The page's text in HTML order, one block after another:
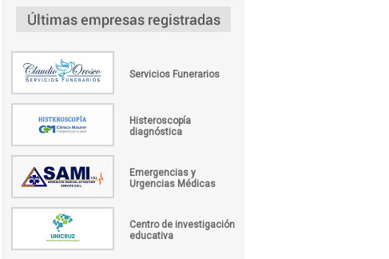
Servicios Funerarios
Histeroscopía
diagnóstica
Emergencias y
Urgencias Médicas
Centro de investigación
educativa